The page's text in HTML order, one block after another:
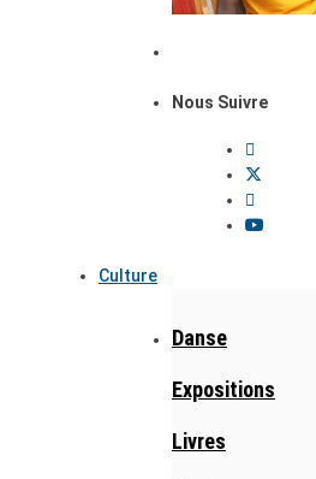
Nous Suivre
Culture
Danse
Expositions
Livres